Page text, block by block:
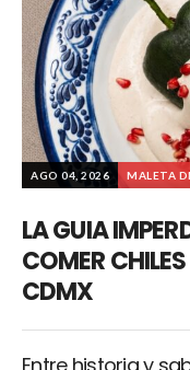
AGO 04, 2026 MALETA
LA GUIA
COMER
CDMX